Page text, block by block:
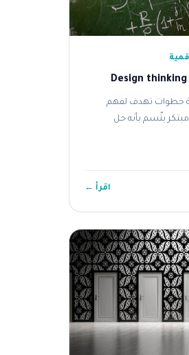
خطوات تهدف لفهم
يتّسم بأنه حل
اقرأ ←